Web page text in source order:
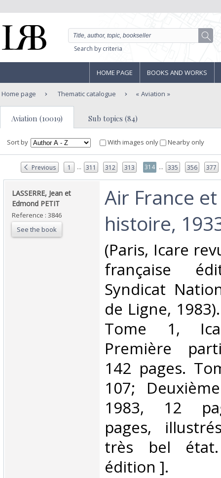
Search by criteria
HOME PAGE BOOKS AND WORKS
Home page Thematic catalogue Aviation
Aviation (10019) Sub topics (84)
Sort by With images only Nearby only
Previous 1 ... 311 312 313 314 ... 335 356 377
‎LASSERRE, Jean et
Edmond PETIT‎
Reference : 3846
See the book
‎Air France
histoire,
‎(Paris, Icare
française
Syndicat
de Ligne,
Tome 1,
Première
142 pages.
107;
1983, 12
pages,
très bel
édition ].‎